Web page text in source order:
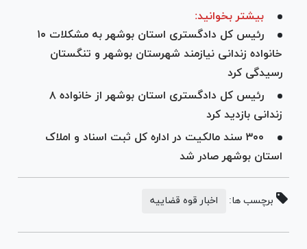
بیشتر بخوانید:
رئیس کل دادگستری استان بوشهر به مشکلات ۱۰
خانواده زندانی نیازمند شهرستان بوشهر و تنگستان
رسیدگی کرد
رئیس کل دادگستری استان بوشهر از خانواده ۸
زندانی بازدید کرد
۳۰۰ سند مالکیت در اداره کل ثبت اسناد و املاک
استان بوشهر صادر شد
برچسب ها: اخبار قوه قضاییه